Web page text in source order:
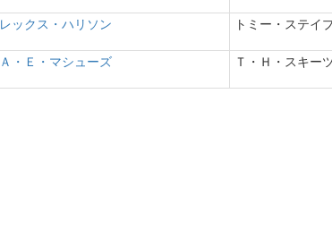
レックス・ハリソン トミー・ステイ
Ａ・Ｅ・マシューズ Ｔ・Ｈ・スキー